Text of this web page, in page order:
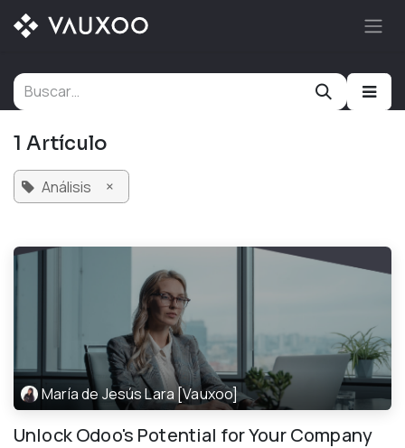
Ir al contenido
1 Artículo
Análisis ×
María de Jesús Lara [Vauxoo]
Unlock Odoo's Potential for Your Company